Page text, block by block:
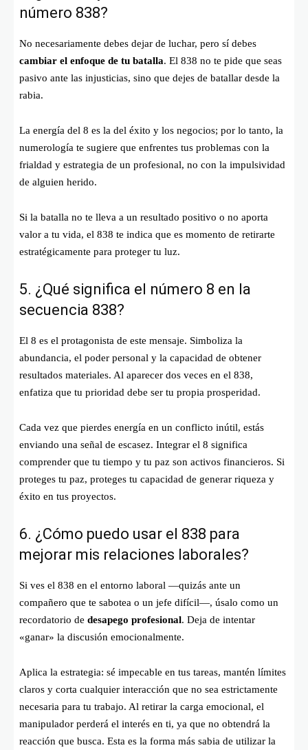
número 838?
No necesariamente debes dejar de luchar, pero sí debes
cambiar el enfoque de tu batalla. El 838 no te pide que seas
pasivo ante las injusticias, sino que dejes de batallar desde la
rabia.
La energía del 8 es la del éxito y los negocios; por lo tanto, la
numerología te sugiere que enfrentes tus problemas con la
frialdad y estrategia de un profesional, no con la impulsividad
de alguien herido.
Si la batalla no te lleva a un resultado positivo o no aporta
valor a tu vida, el 838 te indica que es momento de retirarte
estratégicamente para proteger tu luz.
5. ¿Qué significa el número 8 en la
secuencia 838?
El 8 es el protagonista de este mensaje. Simboliza la
abundancia, el poder personal y la capacidad de obtener
resultados materiales. Al aparecer dos veces en el 838,
enfatiza que tu prioridad debe ser tu propia prosperidad.
Cada vez que pierdes energía en un conflicto inútil, estás
enviando una señal de escasez. Integrar el 8 significa
comprender que tu tiempo y tu paz son activos financieros. Si
proteges tu paz, proteges tu capacidad de generar riqueza y
éxito en tus proyectos.
6. ¿Cómo puedo usar el 838 para
mejorar mis relaciones laborales?
Si ves el 838 en el entorno laboral —quizás ante un
compañero que te sabotea o un jefe difícil—, úsalo como un
recordatorio de desapego profesional. Deja de intentar
«ganar» la discusión emocionalmente.
Aplica la estrategia: sé impecable en tus tareas, mantén límites
claros y corta cualquier interacción que no sea estrictamente
necesaria para tu trabajo. Al retirar la carga emocional, el
manipulador perderá el interés en ti, ya que no obtendrá la
reacción que busca. Esta es la forma más sabia de utilizar la